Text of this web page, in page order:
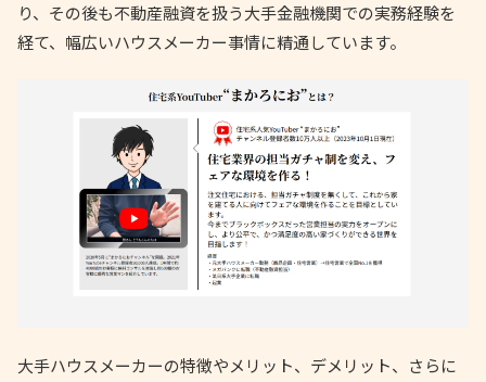
り、その後も不動産融資を扱う大手金融機関での実務経験を
経て、幅広いハウスメーカー事情に精通しています。
大手ハウスメーカーの特徴やメリット、デメリット、さらに